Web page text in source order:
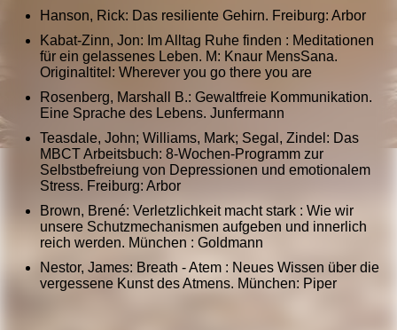
Hanson, Rick: Das resiliente Gehirn. Freiburg: Arbor
Kabat-Zinn, Jon: Im Alltag Ruhe finden : Meditationen
für ein gelassenes Leben. M: Knaur MensSana.
Originaltitel: Wherever you go there you are
Rosenberg, Marshall B.: Gewaltfreie Kommunikation.
Eine Sprache des Lebens. Junfermann
Teasdale, John; Williams, Mark; Segal, Zindel: Das
MBCT Arbeitsbuch: 8-Wochen-Programm zur
Selbstbefreiung von Depressionen und emotionalem
Stress. Freiburg: Arbor
Brown, Brené: Verletzlichkeit macht stark : Wie wir
unsere Schutzmechanismen aufgeben und innerlich
reich werden. München : Goldmann
Nestor, James: Breath - Atem : Neues Wissen über die
vergessene Kunst des Atmens. München: Piper